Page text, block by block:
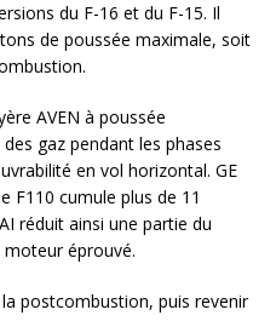
du F-16 et du F-15. Il
de poussée maximale, soit
AVEN à poussée
gaz pendant les phases
en vol horizontal. GE
F110 cumule plus de 11
réduit ainsi une partie du
éprouvé.
postcombustion, puis revenir